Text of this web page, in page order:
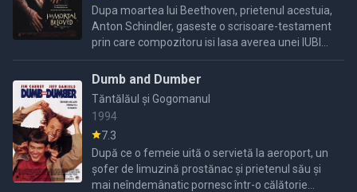
Dupa moartea lui Beethoven, prietenul acestuia,
Anton Schindler, gaseste o scrisoare-testament
prin care compozitoru isi lasa averea unei IUBIRI
NEMURITOARE...
Dumb and Dumber
Tăntălăul și Gogomanul
1994
7.3
După ce o femeie uită o servietă la aeroport, un
șofer de limuzină prostănac și prietenul său și
mai neîndemânatic pornesc într-o călătorie